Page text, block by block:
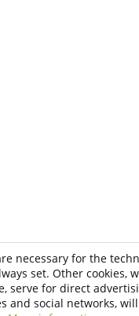
necessary for the
set. Other cookies,
serve for direct
and social networks,